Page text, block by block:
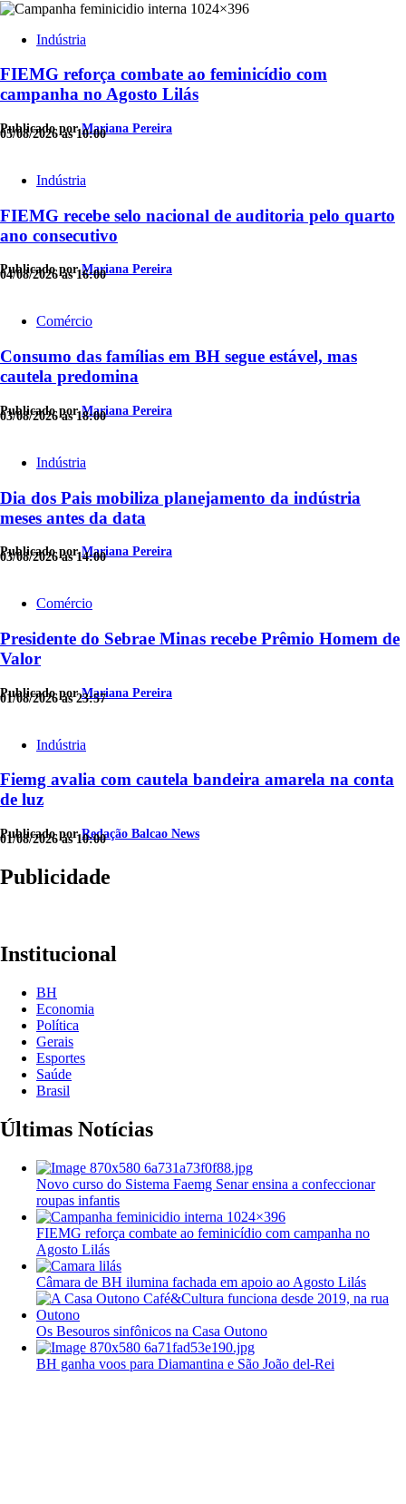
Indústria
FIEMG reforça combate ao feminicídio com
campanha no Agosto Lilás
Publicado porMariana Pereira
05/08/2026 às 10:00
Indústria
FIEMG recebe selo nacional de auditoria pelo quarto
ano consecutivo
Publicado porMariana Pereira
04/08/2026 às 16:00
Comércio
Consumo das famílias em BH segue estável, mas
cautela predomina
Publicado porMariana Pereira
03/08/2026 às 18:00
Indústria
Dia dos Pais mobiliza planejamento da indústria
meses antes da data
Publicado porMariana Pereira
03/08/2026 às 14:00
Comércio
Presidente do Sebrae Minas recebe Prêmio Homem de
Valor
Publicado porMariana Pereira
01/08/2026 às 23:57
Indústria
Fiemg avalia com cautela bandeira amarela na conta
de luz
Publicado porRedação Balcao News
01/08/2026 às 10:00
Publicidade
Institucional
BH
Economia
Política
Gerais
Esportes
Saúde
Brasil
Últimas Notícias
Novo curso do Sistema Faemg Senar ensina a confeccionar
roupas infantis
FIEMG reforça combate ao feminicídio com campanha no
Agosto Lilás
Câmara de BH ilumina fachada em apoio ao Agosto Lilás
Os Besouros sinfônicos na Casa Outono
BH ganha voos para Diamantina e São João del-Rei